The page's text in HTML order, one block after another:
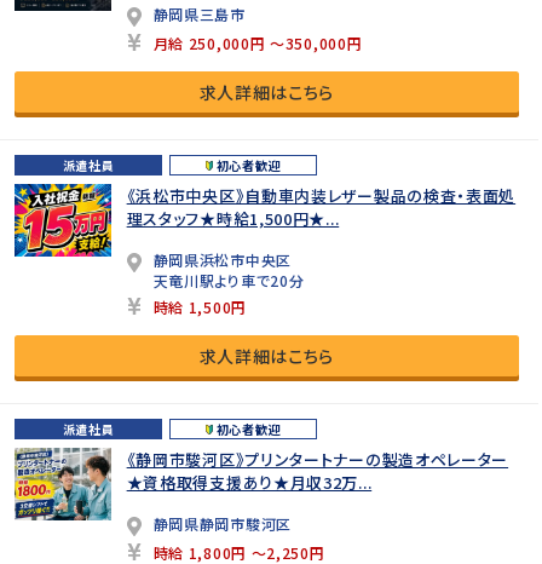
静岡県三島市
月給 250,000円 ～350,000円
求人詳細はこちら
派遣社員 初心者歓迎
《浜松市中央区》自動車内装レザー製品の検査・表面処
理スタッフ★時給1,500円★...
静岡県浜松市中央区
天竜川駅より車で20分
時給 1,500円
求人詳細はこちら
派遣社員 初心者歓迎
《静岡市駿河区》プリンタートナーの製造オペレーター
★資格取得支援あり★月収32万...
静岡県静岡市駿河区
時給 1,800円 ～2,250円